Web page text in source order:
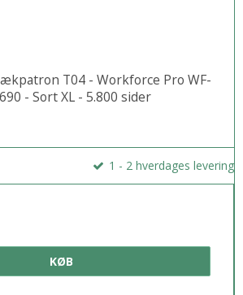
T04 - Workforce Pro WF-
- Sort XL - 5.800 sider
1 - 2 hverdages levering
KØB